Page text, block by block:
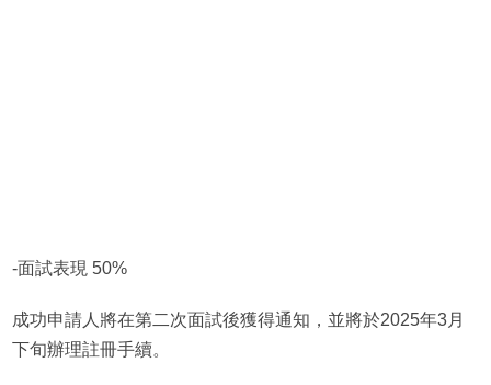
-面試表現 50%
成功申請人將在第二次面試後獲得通知，並將於2025年3月
下旬辦理註冊手續。